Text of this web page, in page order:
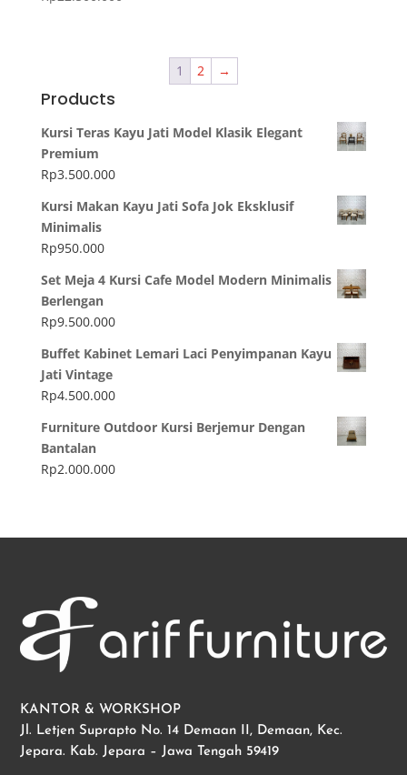
1 2 →
Products
Kursi Teras Kayu Jati Model Klasik Elegant
Premium
Rp3.500.000
Kursi Makan Kayu Jati Sofa Jok Eksklusif
Minimalis
Rp950.000
Set Meja 4 Kursi Cafe Model Modern Minimalis
Berlengan
Rp9.500.000
Buffet Kabinet Lemari Laci Penyimpanan Kayu
Jati Vintage
Rp4.500.000
Furniture Outdoor Kursi Berjemur Dengan
Bantalan
Rp2.000.000
KANTOR & WORKSHOP
Jl. Letjen Suprapto No. 14 Demaan II, Demaan, Kec.
Jepara. Kab. Jepara – Jawa Tengah 59419